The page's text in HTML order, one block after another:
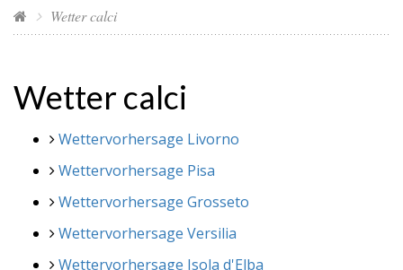
Wetter calci
Wetter calci
Wettervorhersage Livorno
Wettervorhersage Pisa
Wettervorhersage Grosseto
Wettervorhersage Versilia
Wettervorhersage Isola d'Elba